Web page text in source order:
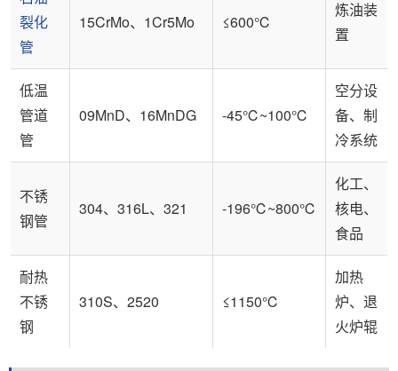
裂化
管
15CrMo、1Cr5Mo ≤600℃
炼油装
置
低温
管道
管
09MnD、16MnDG -45℃~100℃
空分设
备、制
冷系统
不锈
钢管
304、316L、321 -196℃~800℃
化工、
核电、
食品
耐热
不锈
钢
310S、2520 ≤1150℃
加热
炉、退
火炉辊